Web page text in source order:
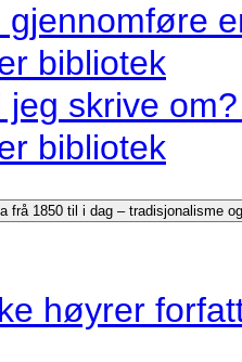
gjennomføre
bibliotek
jeg skrive
bibliotek
frå 1850 til i dag – tradisjonalisme
høyrer